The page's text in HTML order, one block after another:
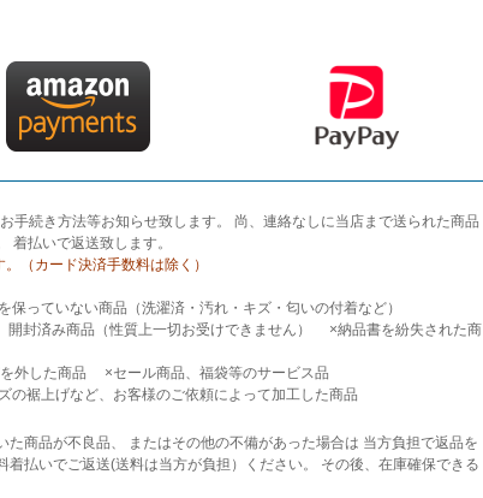
手続き方法等お知らせ致します。 尚、連絡なしに当店まで送られた商品
着払いで返送致します。
（カード決済手数料は除く）
っていない商品（洗濯済・汚れ・キズ・匂いの付着など）
開封済み商品（性質上一切お受けできません） ×納品書を紛失された商
を外した商品 ×セール商品、福袋等のサービス品
裾上げなど、お客様のご依頼によって加工した商品
商品が不良品、 またはその他の不備があった場合は 当方負担で返品を
払いでご返送(送料は当方が負担）ください。 その後、在庫確保できる